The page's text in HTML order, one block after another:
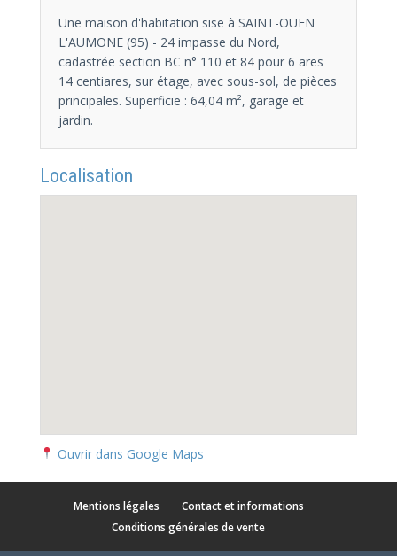
Une maison d'habitation sise à SAINT-OUEN
L'AUMONE (95) - 24 impasse du Nord,
cadastrée section BC n° 110 et 84 pour 6 ares
14 centiares, sur étage, avec sous-sol, de pièces
principales. Superficie : 64,04 m², garage et
jardin.
Localisation
Ouvrir dans Google Maps
Mentions légales
Contact et informations
Conditions générales de vente